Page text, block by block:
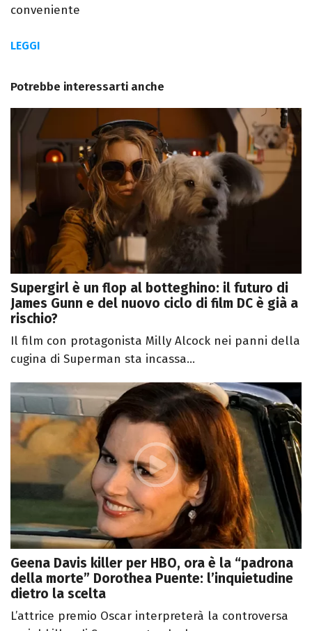
conveniente
LEGGI
Potrebbe interessarti anche
Supergirl è un flop al botteghino: il futuro di
James Gunn e del nuovo ciclo di film DC è già a
rischio?
Il film con protagonista Milly Alcock nei panni della
cugina di Superman sta incassa...
Geena Davis killer per HBO, ora è la “padrona
della morte” Dorothea Puente: l’inquietudine
dietro la scelta
L’attrice premio Oscar interpreterà la controversa